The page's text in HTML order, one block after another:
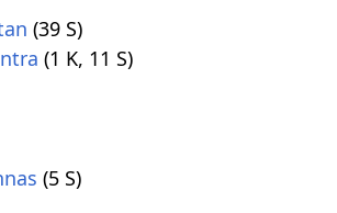
(39 S)
(1 K, 11 S)
(5 S)